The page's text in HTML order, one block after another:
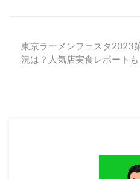
パイシーカレーラーメン魯珈を監
修したのは？ 花月嵐の限定メニ
ュー、スパイシーカレーラーメン
東京ラーメンフェスタ2023
況は？人気店実食レポートも